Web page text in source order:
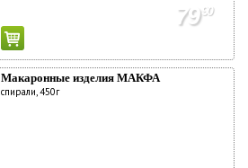
7990
Макаронные изделия МАКФА
спирали, 450г